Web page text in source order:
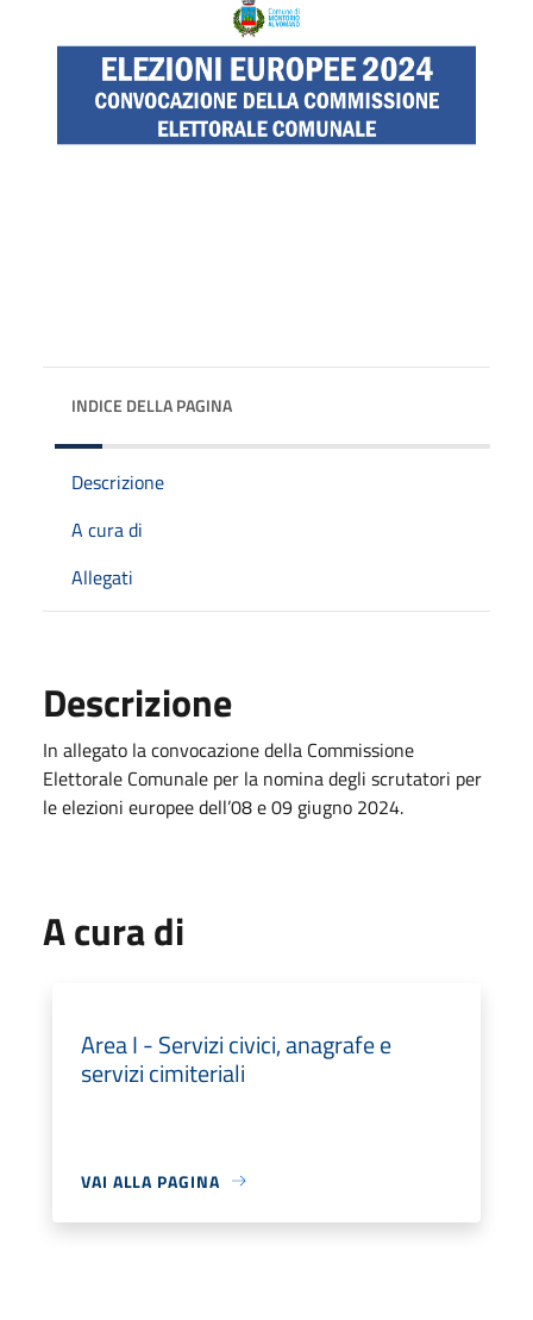
INDICE DELLA PAGINA
Descrizione
A cura di
Allegati
Descrizione
In allegato la convocazione della Commissione
Elettorale Comunale per la nomina degli scrutatori per
le elezioni europee dell’08 e 09 giugno 2024.
A cura di
Area I - Servizi civici, anagrafe e
servizi cimiteriali
VAI ALLA PAGINA